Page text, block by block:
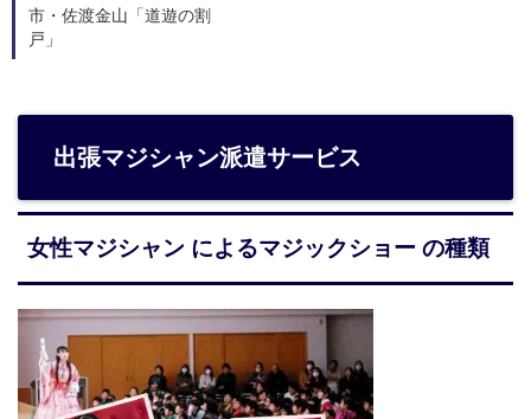
市・佐渡金山「道遊の割
戸」
出張マジシャン派遣サービス
女性マジシャン によるマジックショー の種類